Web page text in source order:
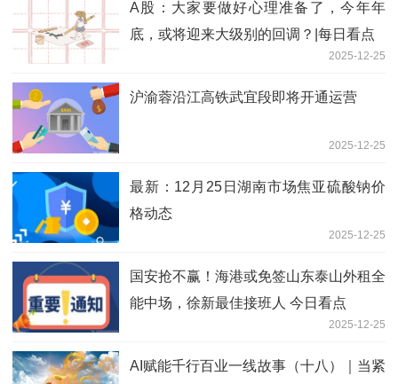
A股：大家要做好心理准备了，今年年
底，或将迎来大级别的回调？|每日看点
2025-12-25
沪渝蓉沿江高铁武宜段即将开通运营
2025-12-25
最新：12月25日湖南市场焦亚硫酸钠价
格动态
2025-12-25
国安抢不赢！海港或免签山东泰山外租全
能中场，徐新最佳接班人 今日看点
2025-12-25
AI赋能千行百业一线故事（十八）｜当紧